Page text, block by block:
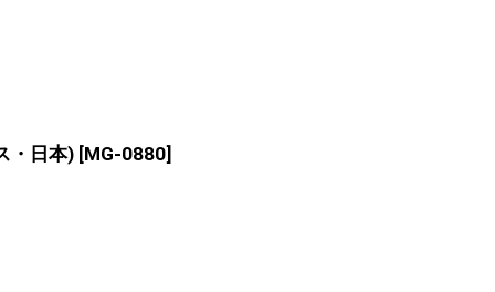
・日本) [MG-0880]